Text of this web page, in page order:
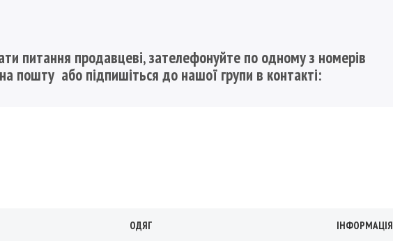
питання продавцеві, зателефонуйте по одному з номерів
пошту або підпишіться до нашої групи в контакті:
ОДЯГ ІНФОРМАЦІЯ